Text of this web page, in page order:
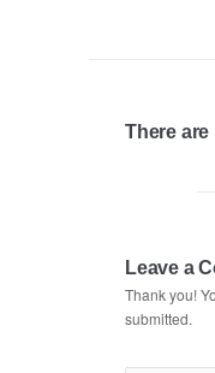
There
Leave a
Thank you!
submitted.